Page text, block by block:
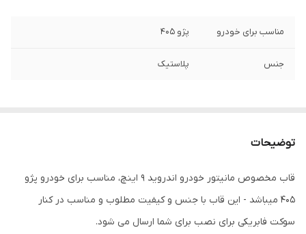
مناسب برای خودرو پژو 405
جنس پلاستیک
توضیحات
قاب مخصوص مانیتور خودرو اندروید 9 اینچ، مناسب برای خودرو پژو
405 میباشد - این قاب با جنس و کیفیت مطلوب و مناسب در کنار
سوکت فابریکی برای نصب برای شما ارسال می شود.